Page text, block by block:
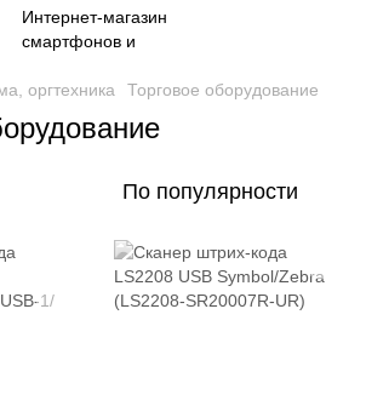
оргтехника Торговое оборудование
По популярности